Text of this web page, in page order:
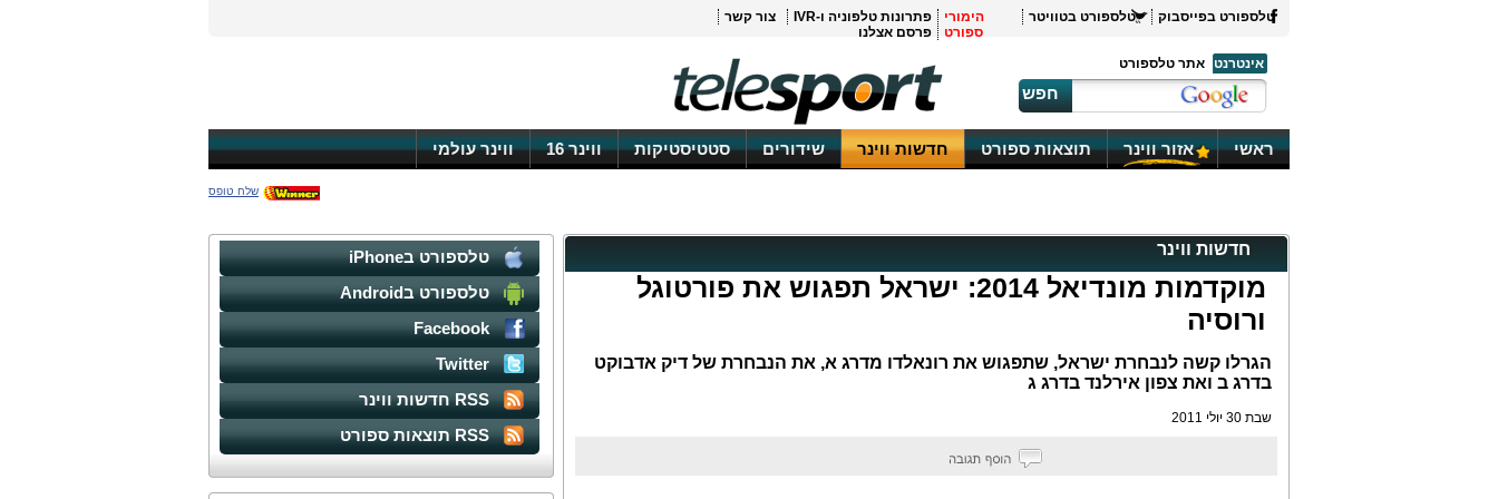
טלספורט בפייסבוק טלספורט בטוויטר
הימורי
ספורט
פתרונות טלפוניה ו-IVR
צור קשר
פרסם אצלנו
אינטרנט
אתר טלספורט
חפש
ראשי אזור ווינר תוצאות ספורט חדשות ווינר שידורים סטטיסטיקות ווינר 16 ווינר עולמי
שלח טופס
חדשות ווינר
מוקדמות מונדיאל 2014: ישראל תפגוש את פורטוגל
ורוסיה
הגרלו קשה לנבחרת ישראל, שתפגוש את רונאלדו מדרג א, את הנבחרת של דיק אדבוקט
בדרג ב ואת צפון אירלנד בדרג ג
שבת 30 יולי 2011
טלספורט בiPhone
טלספורט בAndroid
Facebook
Twitter
RSS חדשות ווינר
RSS תוצאות ספורט